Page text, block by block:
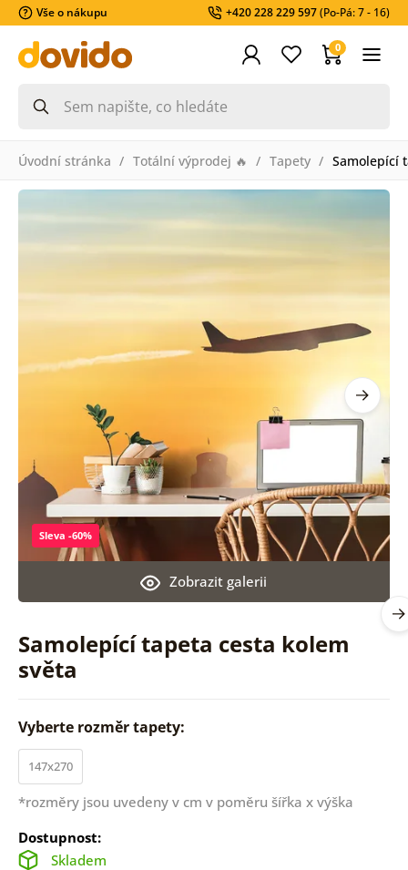
Vše o nákupu +420 228 229 597(Po-Pá: 7 - 16)
0
Úvodní stránka Totální výprodej 🔥 Tapety Samolepící
Samolepící tapeta cesta kolem
světa
Zobrazit galerii
Sleva -60%
Vyberte rozměr tapety:
147x270
*rozměry jsou uvedeny v cm v poměru šířka x výška
Dostupnost:
Skladem